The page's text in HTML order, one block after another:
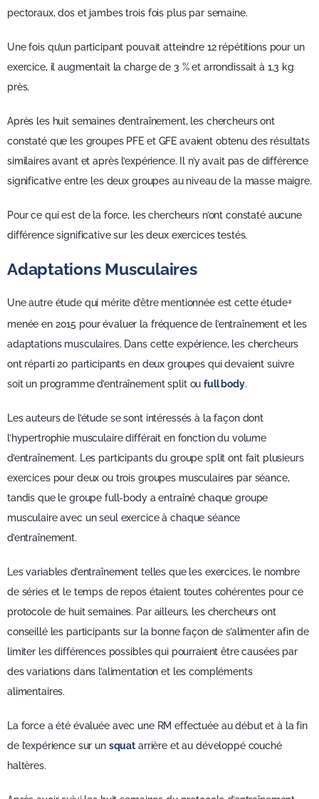
pectoraux, dos et jambes trois fois plus par semaine.
Une fois qu’un participant pouvait atteindre 12 répétitions pour un
exercice, il augmentait la charge de 3 % et arrondissait à 1,3 kg
près.
Après les huit semaines d’entraînement, les chercheurs ont
constaté que les groupes PFE et GFE avaient obtenu des résultats
similaires avant et après l’expérience. Il n’y avait pas de différence
significative entre les deux groupes au niveau de la masse maigre.
Pour ce qui est de la force, les chercheurs n’ont constaté aucune
différence significative sur les deux exercices testés.
Adaptations Musculaires
Une autre étude qui mérite d’être mentionnée est cette étude2
menée en 2015 pour évaluer la fréquence de l’entraînement et les
adaptations musculaires. Dans cette expérience, les chercheurs
ont réparti 20 participants en deux groupes qui devaient suivre
soit un programme d’entraînement split oufull body.
Les auteurs de l’étude se sont intéressés à la façon dont
l’hypertrophie musculaire différait en fonction du volume
d’entraînement. Les participants du groupe split ont fait plusieurs
exercices pour deux ou trois groupes musculaires par séance,
tandis que le groupe full-body a entraîné chaque groupe
musculaire avec un seul exercice à chaque séance
d’entraînement.
Les variables d’entraînement telles que les exercices, le nombre
de séries et le temps de repos étaient toutes cohérentes pour ce
protocole de huit semaines. Par ailleurs, les chercheurs ont
conseillé les participants sur la bonne façon de s’alimenter afin de
limiter les différences possibles qui pourraient être causées par
des variations dans l’alimentation et les compléments
alimentaires.
La force a été évaluée avec une RM effectuée au début et à la fin
de l’expérience sur un squat arrière et au développé couché
haltères.